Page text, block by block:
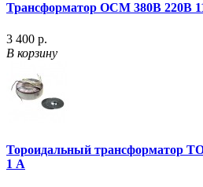
Трансформатор ОСМ 380В 220В
3 400 р.
В корзину
Тороидальный трансформатор
1 А